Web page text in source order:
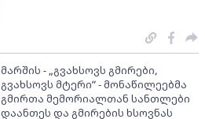
მარშის - „გვახსოვს გმირები,
გვახსოვს მტერი” - მონაწილეებმა
გმირთა მემორიალთან სანთლები
დაანთეს და გმირების ხსოვნას